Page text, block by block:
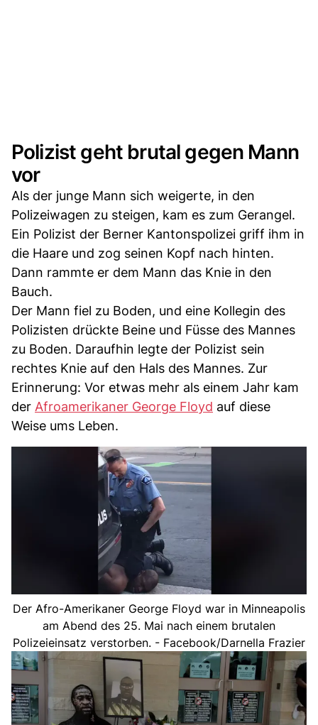
Polizist geht brutal gegen Mann
vor
Als der junge Mann sich weigerte, in den
Polizeiwagen zu steigen, kam es zum Gerangel.
Ein Polizist der Berner Kantonspolizei griff ihm in
die Haare und zog seinen Kopf nach hinten.
Dann rammte er dem Mann das Knie in den
Bauch.
Der Mann fiel zu Boden, und eine Kollegin des
Polizisten drückte Beine und Füsse des Mannes
zu Boden. Daraufhin legte der Polizist sein
rechtes Knie auf den Hals des Mannes. Zur
Erinnerung: Vor etwas mehr als einem Jahr kam
der Afroamerikaner George Floyd auf diese
Weise ums Leben.
Der Afro-Amerikaner George Floyd war in Minneapolis
am Abend des 25. Mai nach einem brutalen
Polizeieinsatz verstorben. - Facebook/Darnella Frazier